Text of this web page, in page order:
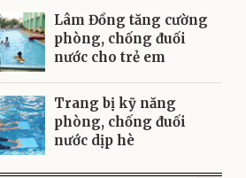
Lâm Đồng tăng cường
phòng, chống đuối
nước cho trẻ em
Trang bị kỹ năng
phòng, chống đuối
nước dịp hè